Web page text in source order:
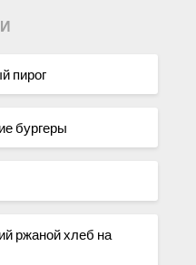
пирог
бургеры
ржаной хлеб на